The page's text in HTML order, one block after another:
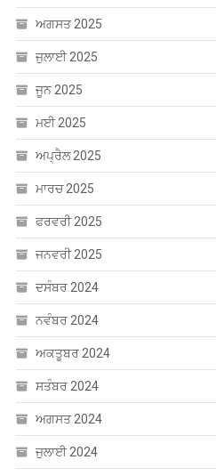
ਅਗਸਤ 2025
ਜੁਲਾਈ 2025
ਜੂਨ 2025
ਮਈ 2025
ਅਪ੍ਰੈਲ 2025
ਮਾਰਚ 2025
ਫਰਵਰੀ 2025
ਜਨਵਰੀ 2025
ਦਸੰਬਰ 2024
ਨਵੰਬਰ 2024
ਅਕਤੂਬਰ 2024
ਸਤੰਬਰ 2024
ਅਗਸਤ 2024
ਜੁਲਾਈ 2024